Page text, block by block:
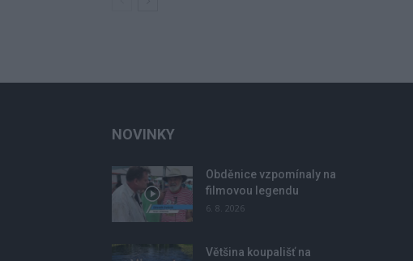
NOVINKY
Obděnice vzpomínaly na
filmovou legendu
6. 8. 2026
Většina koupališť na